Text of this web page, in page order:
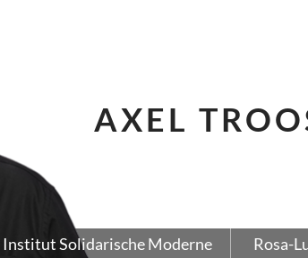
AXEL
Institut Solidarische Moderne Rosa-